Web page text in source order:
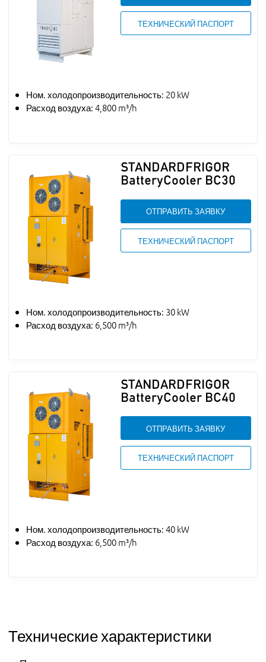
ТЕХНИЧЕСКИЙ ПАСПОРТ
Ном. холодопроизводительность: 20 kW
Расход воздуха: 4,800 m³/h
STANDARDFRIGOR
BatteryCooler BC30
ОТПРАВИТЬ ЗАЯВКУ
ТЕХНИЧЕСКИЙ ПАСПОРТ
Ном. холодопроизводительность: 30 kW
Расход воздуха: 6,500 m³/h
STANDARDFRIGOR
BatteryCooler BC40
ОТПРАВИТЬ ЗАЯВКУ
ТЕХНИЧЕСКИЙ ПАСПОРТ
Ном. холодопроизводительность: 40 kW
Расход воздуха: 6,500 m³/h
Технические характеристики